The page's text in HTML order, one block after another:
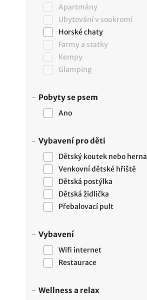
Apartmány
Ubytování v soukromí
Horské chaty
Farmy a statky
Kempy
Glamping
Pobyty se psem
Ano
Vybavení pro děti
Dětský koutek nebo herna
Venkovní dětské hřiště
Dětská postýlka
Dětská židlička
Přebalovací pult
Vybavení
Wifi internet
Restaurace
Wellness a relax